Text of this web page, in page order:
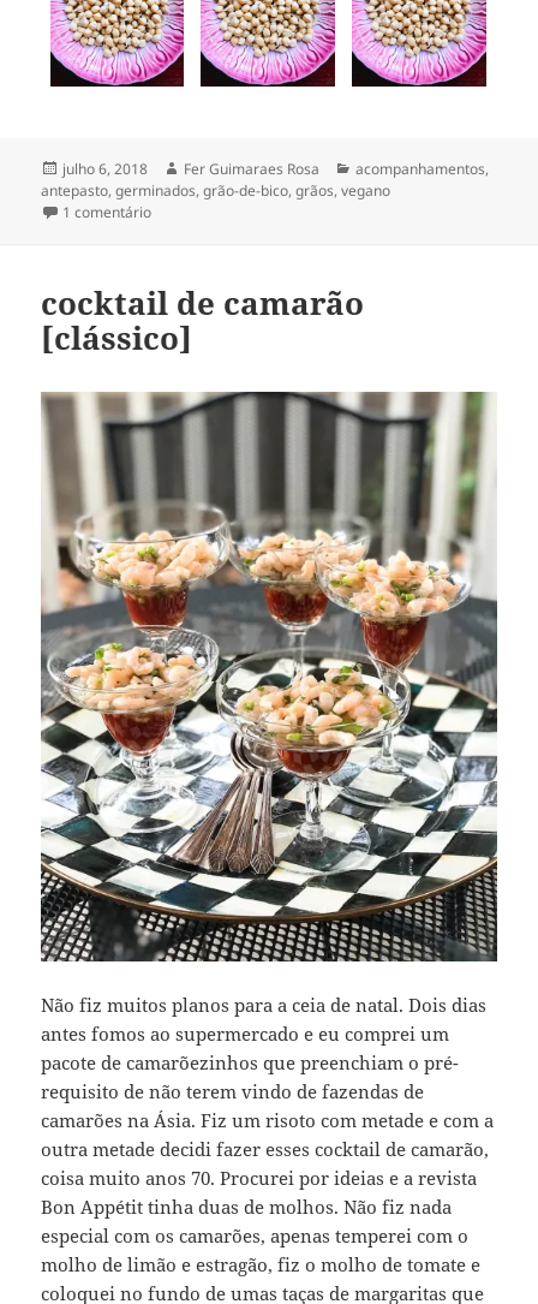
Publicado
em
julho 6, 2018 Autor
Fer Guimaraes Rosa Categorias
acompanhamentos,
antepasto,germinados,grão-de-bico,grãos,vegano
1 comentárioem hummus cru de grão-de-bico germinado
cocktail de camarão
[clássico]
Não fiz muitos planos para a ceia de natal. Dois dias
antes fomos ao supermercado e eu comprei um
pacote de camarõezinhos que preenchiam o pré-
requisito de não terem vindo de fazendas de
camarões na Ásia. Fiz um risoto com metade e com a
outra metade decidi fazer esses cocktail de camarão,
coisa muito anos 70. Procurei por ideias e a revista
Bon Appétit tinha duas de molhos. Não fiz nada
especial com os camarões, apenas temperei com o
molho de limão e estragão, fiz o molho de tomate e
coloquei no fundo de umas taças de margaritas que